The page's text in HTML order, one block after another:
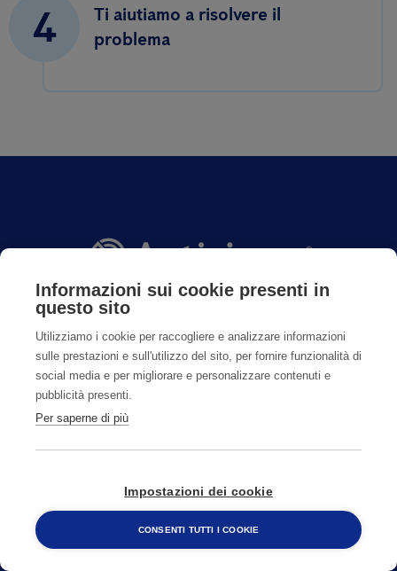
4
Ti aiutiamo a risolvere il
problema
CONTATTI
800 482 320
Informazioni sui cookie presenti in
questo sito
Utilizziamo i cookie per raccogliere e analizzare informazioni
sulle prestazioni e sull'utilizzo del sito, per fornire funzionalità di
social media e per migliorare e personalizzare contenuti e
pubblicità presenti.
Per saperne di più
Impostazioni dei cookie
CONSENTI TUTTI I COOKIE